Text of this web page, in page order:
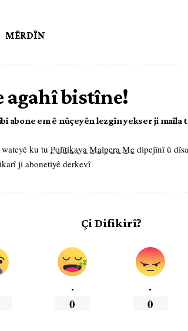
MÊRDÎN
agahî bistîne!
abone em ê nûçeyên lezgîn yekser ji maîla
ku tu Polîtikaya Malpera Me dipejînî û
ji abonetiyê derkevî
Çi Difikirî?
.
0
.
0